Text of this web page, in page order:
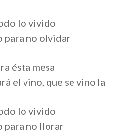
lo vivido
para no olvidar
ésta mesa
el vino, que se vino la
lo vivido
para no llorar